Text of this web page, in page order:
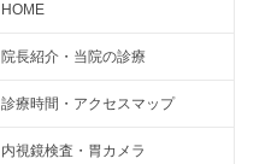
HOME
院長紹介・当院の診療
診療時間・アクセスマップ
内視鏡検査・胃カメラ